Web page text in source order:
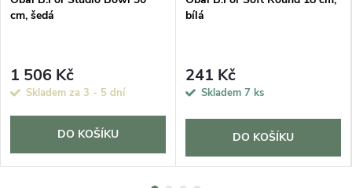
cm, šedá
1 506 Kč
Skladem za 3 - 5 dní
DO KOŠÍKU
bílá
241 Kč
Skladem 7 ks
DO KOŠÍKU